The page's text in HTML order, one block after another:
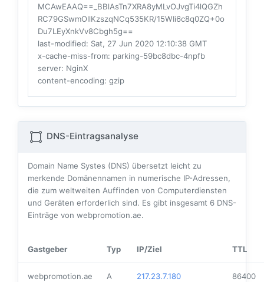
MCAwEAAQ==_BBlAsTn7XRA8yMLvOJvgTi4lQGZh
RC79GSwmOllKzszqNCq535KR/15WIi6c8q0ZQ+0o
Du7LEyXnkVv8Cbgh5g==
last-modified: Sat, 27 Jun 2020 12:10:38 GMT
x-cache-miss-from: parking-59bc8dbc-4npfb
server: NginX
content-encoding: gzip
DNS-Eintragsanalyse
Domain Name Systes (DNS) übersetzt leicht zu
merkende Domänennamen in numerische IP-Adressen,
die zum weltweiten Auffinden von Computerdiensten
und Geräten erforderlich sind. Es gibt insgesamt 6 DNS-
Einträge von webpromotion.ae.
Gastgeber Typ IP/Ziel TTL
webpromotion.ae A 217.23.7.180 86400